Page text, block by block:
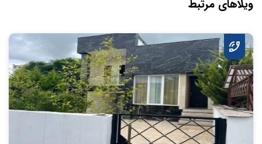
ویلاهای مرتبط